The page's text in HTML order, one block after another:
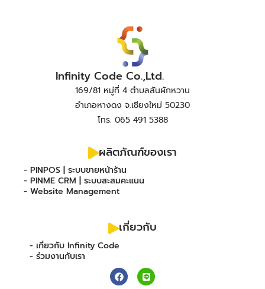
Infinity Code Co.,Ltd.
169/81 หมู่ที่ 4 ตำบลสันผักหวาน
อำเภอหางดง จ.เชียงใหม่ 50230
โทร. 065 491 5388
ผลิตภัณฑ์ของเรา
- PINPOS | ระบบขายหน้าร้าน
- PINME CRM | ระบบสะสมคะแนน
- Website Management
เกี่ยวกับ
- เกี่ยวกับ Infinity Code
- ร่วมงานกับเรา
F
a
L
i